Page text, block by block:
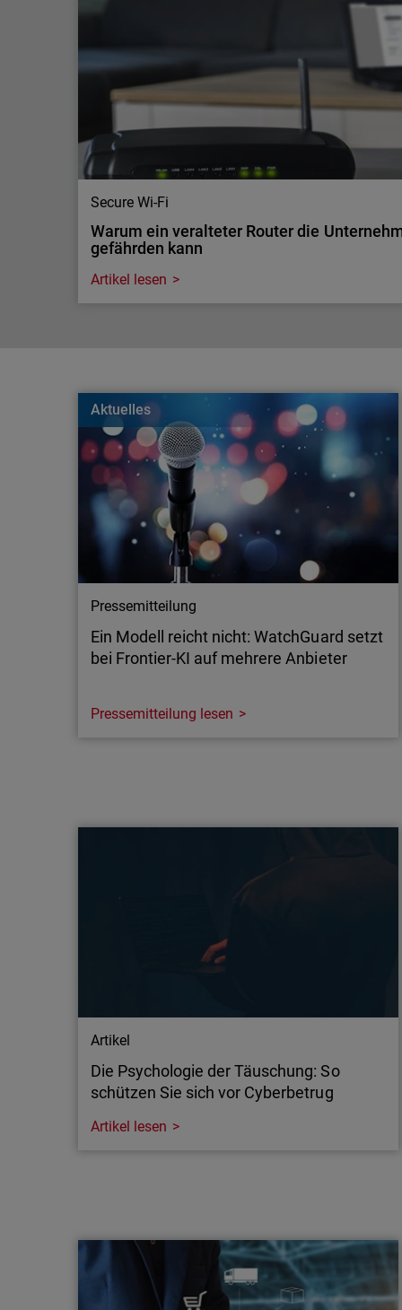
Sicherheit
Wenn Unternehmen ihre Systeme, Anwendungen
offenlegen, ist die Gefahr allgegenwärtig – eine
gerade für MSP.
Secure Wi-Fi
Warum ein veralteter Router die
gefährden kann
Router sind die Wächter der Unternehmensdaten.
aber Schwachstellen, die den Schutz sensibler
gefährden können.
Artikel lesen
Aktuelles
Pressemitteilung
Ein Modell reicht nicht: WatchGuard setzt
bei Frontier-KI auf mehrere Anbieter
Anwendungssicherheit zu gewährleisten.
sowohl von OpenAI als auch Anthropic.
Pressemitteilung lesen
Artikel
Die Psychologie der Täuschung: So
schützen Sie sich vor Cyberbetrug
Bei Cyberangriffen wie Phishing, Social
Engineering und Desinformation spielt Betrug
eine zentrale Rolle. Eine mehrschichtige
Artikel lesen